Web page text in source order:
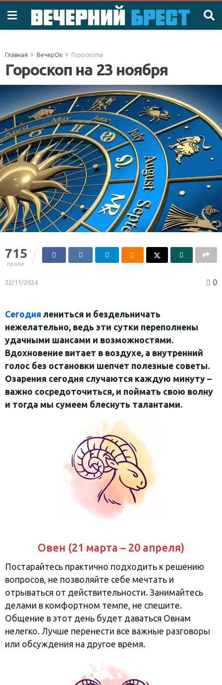
Главная ВечерОк Гороскопы
Гороскоп на 23 ноября
715
просм.
22/11/2024 0
Сегодня лениться и бездельничать
нежелательно, ведь эти сутки переполнены
удачными шансами и возможностями.
Вдохновение витает в воздухе, а внутренний
голос без остановки шепчет полезные советы.
Озарения сегодня случаются каждую минуту –
важно сосредоточиться, и поймать свою волну
и тогда мы сумеем блеснуть талантами.
Овен (21 марта – 20 апреля)
Постарайтесь практично подходить к решению
вопросов, не позволяйте себе мечтать и
отрываться от действительности. Занимайтесь
делами в комфортном темпе, не спешите.
Общение в этот день будет даваться Овнам
нелегко. Лучше перенести все важные разговоры
или обсуждения на другое время.